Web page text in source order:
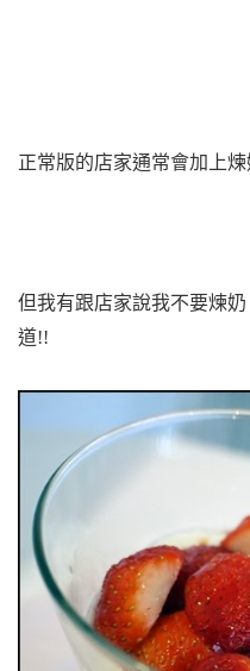
正常版的店家通常會加上煉
但我有跟店家說我不要煉
道!!